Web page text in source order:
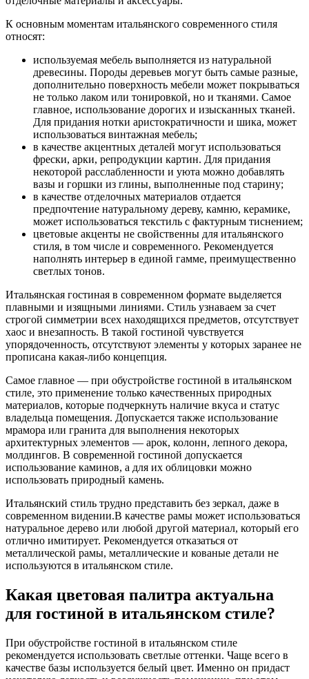
К основным моментам итальянского современного стиля
относят:
используемая мебель выполняется из натуральной
древесины. Породы деревьев могут быть самые разные,
дополнительно поверхность мебели может покрываться
не только лаком или тонировкой, но и тканями. Самое
главное, использование дорогих и изысканных тканей.
Для придания нотки аристократичности и шика, может
использоваться винтажная мебель;
в качестве акцентных деталей могут использоваться
фрески, арки, репродукции картин. Для придания
некоторой расслабленности и уюта можно добавлять
вазы и горшки из глины, выполненные под старину;
в качестве отделочных материалов отдается
предпочтение натуральному дереву, камню, керамике,
может использоваться текстиль с фактурным тиснением;
цветовые акценты не свойственны для итальянского
стиля, в том числе и современного. Рекомендуется
наполнять интерьер в единой гамме, преимущественно
светлых тонов.
Итальянская гостиная в современном формате выделяется
плавными и изящными линиями. Стиль узнаваем за счет
строгой симметрии всех находящихся предметов, отсутствует
хаос и внезапность. В такой гостиной чувствуется
упорядоченность, отсутствуют элементы у которых заранее не
прописана какая-либо концепция.
Самое главное — при обустройстве гостиной в итальянском
стиле, это применение только качественных природных
материалов, которые подчеркнуть наличие вкуса и статус
владельца помещения. Допускается также использование
мрамора или гранита для выполнения некоторых
архитектурных элементов — арок, колонн, лепного декора,
молдингов. В современной гостиной допускается
использование каминов, а для их облицовки можно
использовать природный камень.
Итальянский стиль трудно представить без зеркал, даже в
современном видении.В качестве рамы может использоваться
натуральное дерево или любой другой материал, который его
отлично имитирует. Рекомендуется отказаться от
металлической рамы, металлические и кованые детали не
используются в итальянском стиле.
Какая цветовая палитра актуальна
для гостиной в итальянском стиле?
При обустройстве гостиной в итальянском стиле
рекомендуется использовать светлые оттенки. Чаще всего в
качестве базы используется белый цвет. Именно он придаст